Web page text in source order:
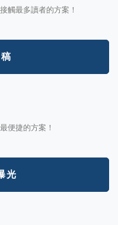
觸最多讀者的方案！
便捷的方案！
光